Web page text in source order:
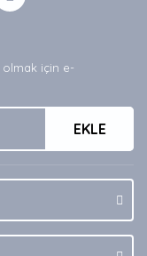
için e-
EKLE